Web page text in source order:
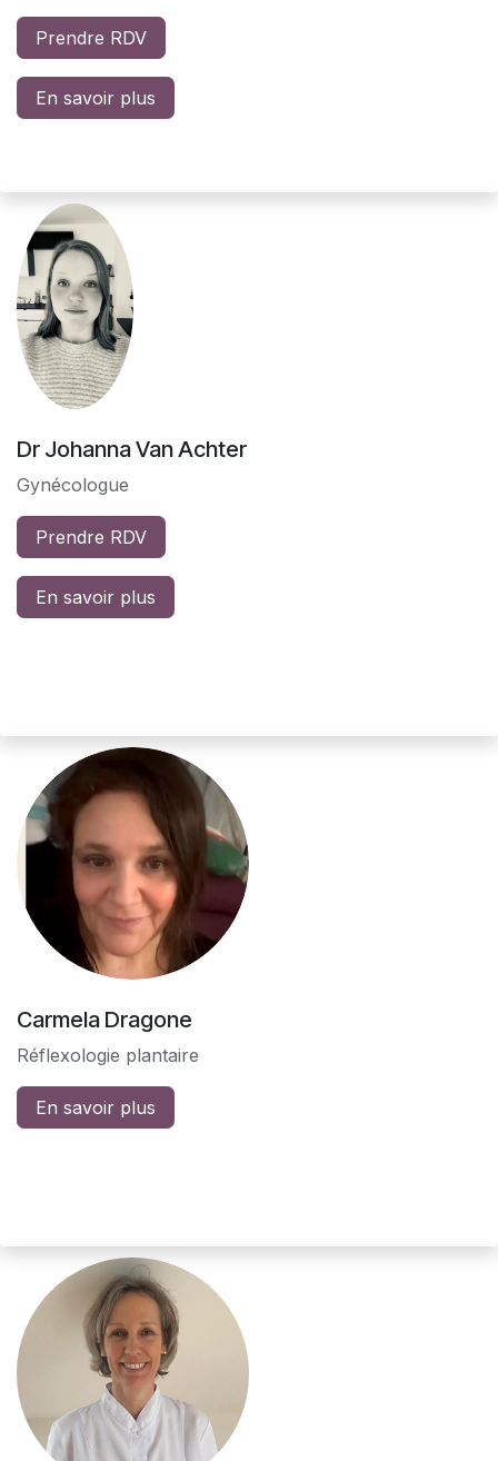
Prendre RDV
En savoir plus
Dr Johanna Van Achter
Gynécologue
Prendre RDV
En savoir plus
Carmela Dragone
Réflexologie plantaire
En savoir plus